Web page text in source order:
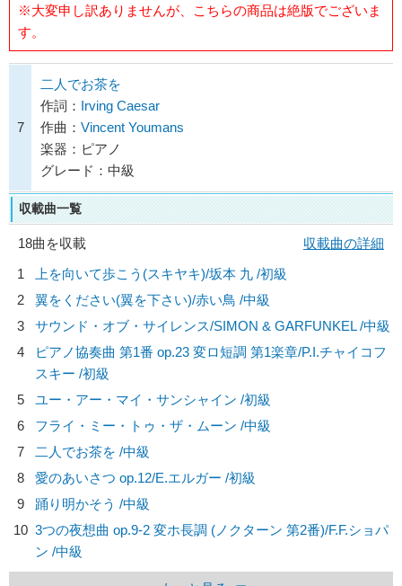
※大変申し訳ありませんが、こちらの商品は絶版でございま
す。
7
二人でお茶を
作詞： Irving Caesar
作曲： Vincent Youmans
楽器：ピアノ
グレード：中級
収載曲一覧
18曲を収載
収載曲の詳細
1
上を向いて歩こう(スキヤキ)/坂本 九 /初級
2
翼をください(翼を下さい)/赤い鳥 /中級
3
サウンド・オブ・サイレンス/SIMON & GARFUNKEL/中級
4
ピアノ協奏曲 第1番 op.23 変ロ短調 第1楽章/P.I.チャイコフ
スキー /初級
5
ユー・アー・マイ・サンシャイン /初級
6
フライ・ミー・トゥ・ザ・ムーン /中級
7
二人でお茶を /中級
8
愛のあいさつ op.12/E.エルガー /初級
9
踊り明かそう /中級
10 3つの夜想曲 op.9-2 変ホ長調 (ノクターン 第2番)/F.F.ショパ
ン /中級